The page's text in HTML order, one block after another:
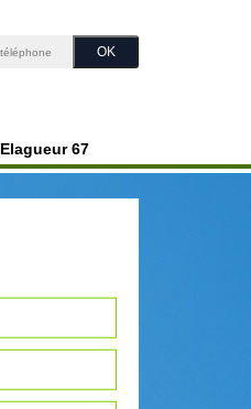
Elagueur 67